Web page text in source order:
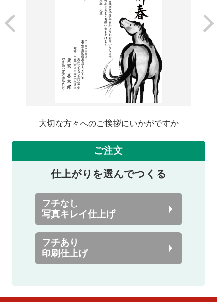
大切な方々へのご挨拶にいかがですか
ご注文
仕上がりを選んでつくる
フチなし
写真キレイ仕上げ
フチあり
印刷仕上げ